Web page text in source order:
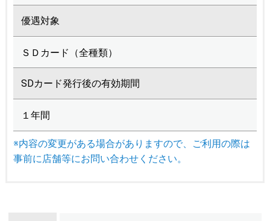
優遇対象
ＳＤカード（全種類）
SDカード発行後の有効期間
１年間
※内容の変更がある場合がありますので、ご利用の際は
事前に店舗等にお問い合わせください。